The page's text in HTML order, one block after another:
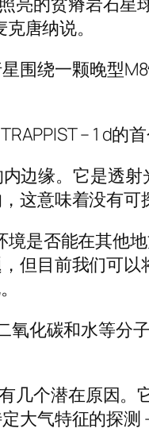
唐纳说。
星围绕一颗晚
– 1 d
内边缘。它是
这意味着没有可
是否能在其他
目前我们可以
氧化碳和水等
几个潜在原因
大气特征的探